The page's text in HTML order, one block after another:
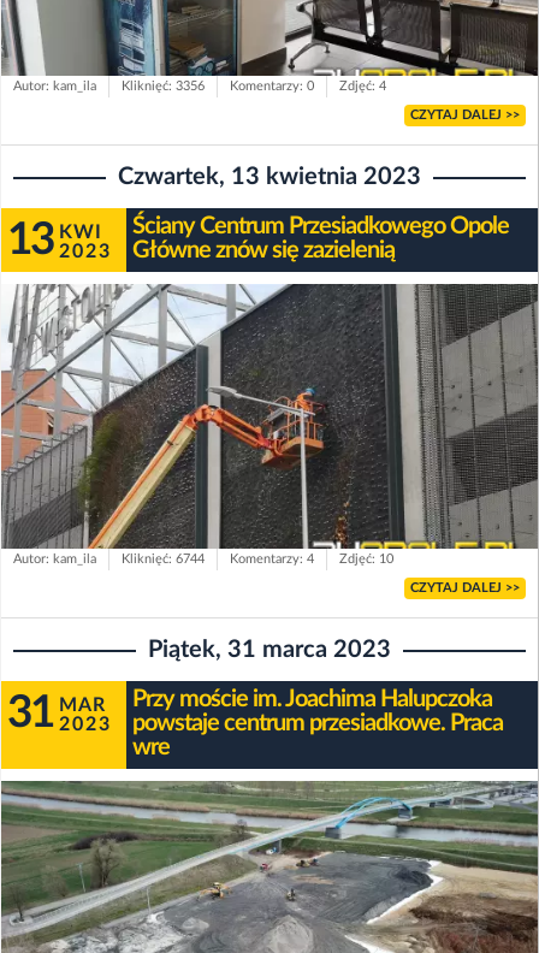
Autor: kam_ila Kliknięć: 3356 Komentarzy: 0 Zdjęć: 4
CZYTAJ DALEJ >>
Czwartek, 13 kwietnia 2023
13 KWI
2023
Ściany Centrum Przesiadkowego Opole
Główne znów się zazielenią
Autor: kam_ila Kliknięć: 6744 Komentarzy: 4 Zdjęć: 10
CZYTAJ DALEJ >>
Piątek, 31 marca 2023
31 MAR
2023
Przy moście im. Joachima Halupczoka
powstaje centrum przesiadkowe. Praca
wre